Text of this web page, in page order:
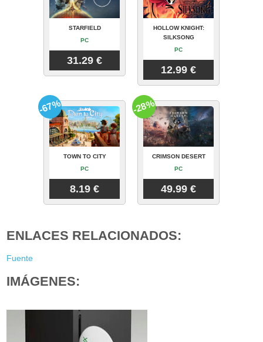
STARFIELD
PC
31.29 €
HOLLOW KNIGHT:
SILKSONG
PC
12.99 €
TOWN TO CITY
PC
8.19 €
-67%
CRIMSON DESERT
PC
49.99 €
-28%
ENLACES RELACIONADOS:
Fuente
IMÁGENES: